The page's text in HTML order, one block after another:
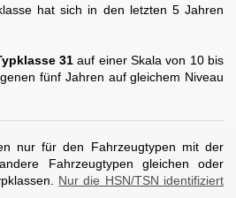
hat sich in den letzten 5 Jahren
31 auf einer Skala von 10 bis
fünf Jahren auf gleichem Niveau
nur für den Fahrzeugtypen mit der
Fahrzeugtypen gleichen oder
Nur die HSN/TSN identifiziert